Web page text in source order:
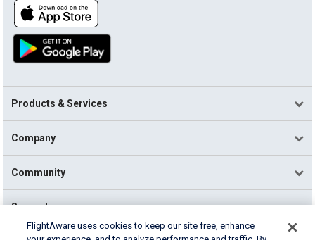
Products & Services
Company
Community
Support
FlightAware uses cookies to keep our site free, enhance